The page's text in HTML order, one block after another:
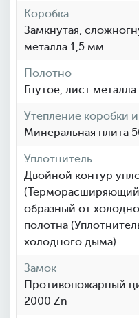
Коробка
Замкнутая,
металла 1,5 мм
Полотно
Гнутое, лист
Утепление коробки
Минеральная плита
Уплотнитель
Двойной контур
образный от
полотна
холодного дыма)
Замок
Противопожарный
2000 Zn